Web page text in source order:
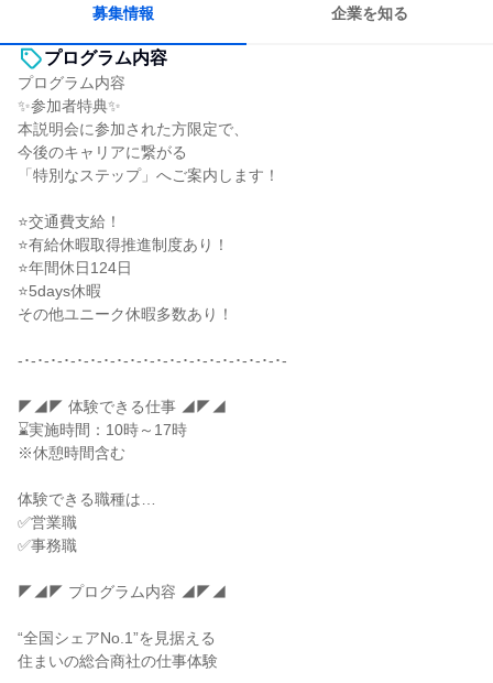
募集情報 企業を知る
プログラム内容
プログラム内容
✨参加者特典✨
本説明会に参加された方限定で、
今後のキャリアに繋がる
「特別なステップ」へご案内します！
⭐交通費支給！
⭐有給休暇取得推進制度あり！
⭐年間休日124日
⭐5days休暇
その他ユニーク休暇多数あり！
-･-･-･-･-･-･-･-･-･-･-･-･-･-･-･-･-･-･-･-･-
◤◢◤ 体験できる仕事 ◢◤◢
⌛実施時間：10時～17時
※休憩時間含む
体験できる職種は…
✅営業職
✅事務職
◤◢◤ プログラム内容 ◢◤◢
“全国シェアNo.1”を見据える
住まいの総合商社の仕事体験